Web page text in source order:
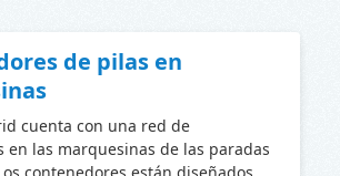
de pilas en
cuenta con una red de
en las marquesinas de las paradas